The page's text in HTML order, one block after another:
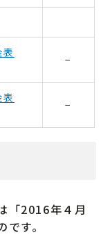
−
−
「2016年４月
す。